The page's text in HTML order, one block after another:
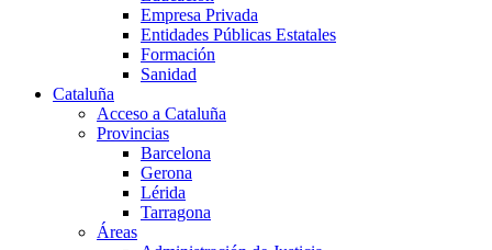
Empresa Privada
Entidades Públicas Estatales
Formación
Sanidad
Cataluña
Acceso a Cataluña
Provincias
Barcelona
Gerona
Lérida
Tarragona
Áreas